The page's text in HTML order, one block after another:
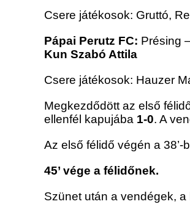
Csere játékosok: Gruttó,
Pápai Perutz FC: Présing
Kun Szabó Attila
Csere játékosok: Hauzer
Megkezdődött az első
ellenfél kapujába 1-0. A
Az első félidő végén a
45’ vége a félidőnek.
Szünet után a vendégek, a